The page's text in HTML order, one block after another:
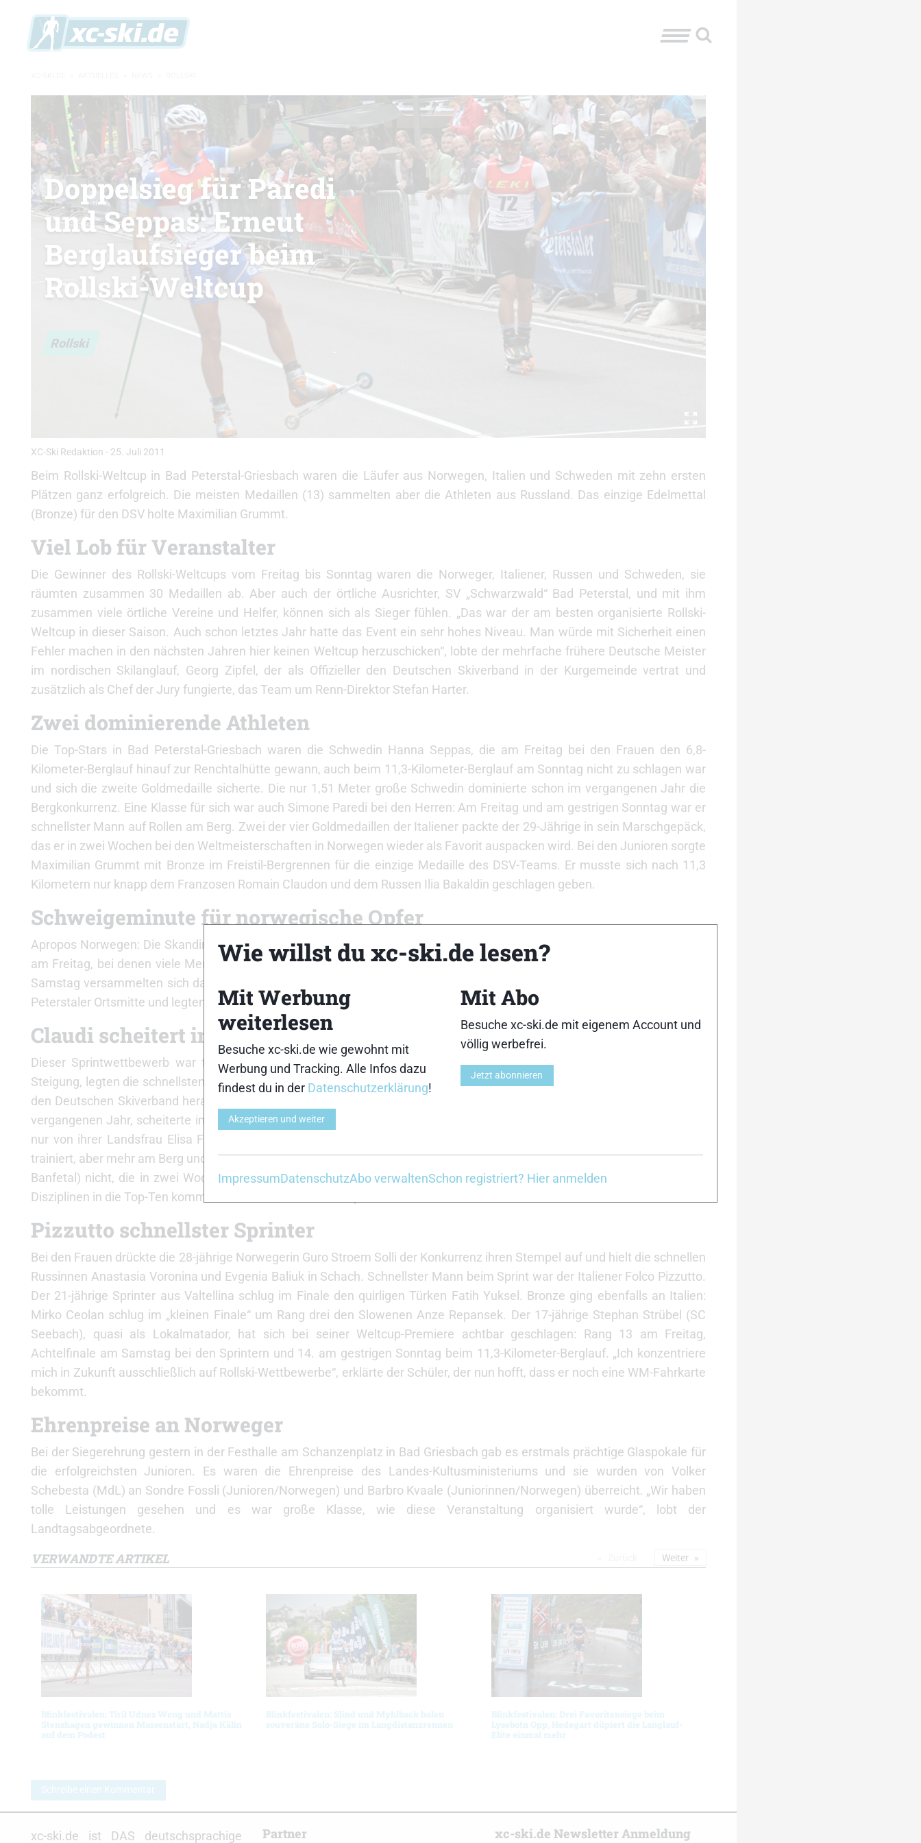
Rollski
Doppelsieg für Paredi
und Seppas: Erneut
Berglaufsieger beim
Rollski-Weltcup
XC-Ski Redaktion - 25. Juli 2011
Beim Rollski-Weltcup in Bad Peterstal-Griesbach waren die Läufer aus Norwegen, Italien und Schweden mit zehn ersten
Plätzen ganz erfolgreich. Die meisten Medaillen (13) sammelten aber die Athleten aus Russland. Das einzige Edelmettal
(Bronze) für den DSV holte Maximilian Grummt.
Viel Lob für Veranstalter
Die Gewinner des Rollski-Weltcups vom Freitag bis Sonntag waren die Norweger, Italiener, Russen und Schweden, sie
räumten zusammen 30 Medaillen ab. Aber auch der örtliche Ausrichter, SV „Schwarzwald“ Bad Peterstal, und mit ihm
zusammen viele örtliche Vereine und Helfer, können sich als Sieger fühlen. „Das war der am besten organisierte Rollski-
Weltcup in dieser Saison. Auch schon letztes Jahr hatte das Event ein sehr hohes Niveau. Man würde mit Sicherheit einen
Fehler machen in den nächsten Jahren hier keinen Weltcup herzuschicken“, lobte der mehrfache frühere Deutsche Meister
im nordischen Skilanglauf, Georg Zipfel, der als Offizieller den Deutschen Skiverband in der Kurgemeinde vertrat und
zusätzlich als Chef der Jury fungierte, das Team um Renn-Direktor Stefan Harter.
Zwei dominierende Athleten
Die Top-Stars in Bad Peterstal-Griesbach waren die Schwedin Hanna Seppas, die am Freitag bei den Frauen den 6,8-
Kilometer-Berglauf hinauf zur Renchtalhütte gewann, auch beim 11,3-Kilometer-Berglauf am Sonntag nicht zu schlagen war
und sich die zweite Goldmedaille sicherte. Die nur 1,51 Meter große Schwedin dominierte schon im vergangenen Jahr die
Bergkonkurrenz. Eine Klasse für sich war auch Simone Paredi bei den Herren: Am Freitag und am gestrigen Sonntag war er
schnellster Mann auf Rollen am Berg. Zwei der vier Goldmedaillen der Italiener packte der 29-Jährige in sein Marschgepäck,
das er in zwei Wochen bei den Weltmeisterschaften in Norwegen wieder als Favorit auspacken wird. Bei den Junioren sorgte
Maximilian Grummt mit Bronze im Freistil-Bergrennen für die einzige Medaille des DSV-Teams. Er musste sich nach 11,3
Kilometern nur knapp dem Franzosen Romain Claudon und dem Russen Ilia Bakaldin geschlagen geben.
Schweigeminute für norwegische Opfer
Apropos Norwegen: Die Skandinavier sicherten sich vier Goldmedaillen und sie traten nach den Anschlägen in ihrer Heimat
am Freitag, bei denen viele Menschen getötet wurden, mit Trauerflor an. Vor dem ersten Duell des Sprintwettbewerbs am
Samstag versammelten sich dann auch alle teilnehmenden Sportler und Funktionäre aus elf Nationen am Startplatz in der
Peterstaler Ortsmitte und legten gemeinsam eine Schweigeminute ein.
Claudi scheitert im Viertelfinale
Dieser Sprintwettbewerb war für die Zuschauer das absolute Highlight der Veranstaltung. Die 163 Meter, mit leichter
Steigung, legten die schnellsten Sprinter in 18 Sekunden zurück. Die Stimmung war großartig, auch wenn keine Medaille für
den Deutschen Skiverband heraussprang. Kira Claudi, die Junioren-Sprintsiegerin 2010 und Gesamt-Weltcupgewinnerin im
vergangenen Jahr, scheiterte im Juniorinnen-Viertelfinale an der schnellen Italienerin Anna Bolzahn, die Silber gewann und
nur von ihrer Landsfrau Elisa Fulcheri geschlagen wurde. „Es war zu erwarten, ich hatte in den letzten Wochen sehr gut
trainiert, aber mehr am Berg und dadurch den Sprint etwas vernachlässigt.“ Enttäuscht war die 16-jährige Gymnasiastin (LBC
Banfetal) nicht, die in zwei Wochen bei der WM ihren nächsten Auftritt hat. „Ich hoffe, dass ich in Norwegen in allen drei
Disziplinen in die Top-Ten komme“, drückt Kira Claudi die Euphoriebremse.
Pizzutto schnellster Sprinter
Bei den Frauen drückte die 28-jährige Norwegerin Guro Stroem Solli der Konkurrenz ihren Stempel auf und hielt die schnellen
Russinnen Anastasia Voronina und Evgenia Baliuk in Schach. Schnellster Mann beim Sprint war der Italiener Folco Pizzutto.
Der 21-jährige Sprinter aus Valtellina schlug im Finale den quirligen Türken Fatih Yuksel. Bronze ging ebenfalls an Italien:
Mirko Ceolan schlug im „kleinen Finale“ um Rang drei den Slowenen Anze Repansek. Der 17-jährige Stephan Strübel (SC
Seebach), quasi als Lokalmatador, hat sich bei seiner Weltcup-Premiere achtbar geschlagen: Rang 13 am Freitag,
Achtelfinale am Samstag bei den Sprintern und 14. am gestrigen Sonntag beim 11,3-Kilometer-Berglauf. „Ich konzentriere
mich in Zukunft ausschließlich auf Rollski-Wettbewerbe“, erklärte der Schüler, der nun hofft, dass er noch eine WM-Fahrkarte
bekommt.
Ehrenpreise an Norweger
Bei der Siegerehrung gestern in der Festhalle am Schanzenplatz in Bad Griesbach gab es erstmals prächtige Glaspokale für
die erfolgreichsten Junioren. Es waren die Ehrenpreise des Landes-Kultusministeriums und sie wurden von Volker
Schebesta (MdL) an Sondre Fossli (Junioren/Norwegen) und Barbro Kvaale (Juniorinnen/Norwegen) überreicht. „Wir haben
tolle Leistungen gesehen und es war große Klasse, wie diese Veranstaltung organisiert wurde“, lobt der
Landtagsabgeordnete.
VERWANDTE ARTIKEL
Blinkfestivalen: Tiril Udnes Weng und Mattis
Stenshagen gewinnen Massenstart, Nadja Kälin
auf dem Podest
Blinkfestivalen: Slind und Myhlback holen
souveräne Solo-Siege im Langdistanzrennen
Blinkfestivalen: Drei Favoritensiege beim
Lysebotn Opp, Hedegart düpiert die Langlauf-
Elite einmal mehr
Weiter
Schreibe einen Kommentar
xc-ski.de ist DAS deutschsprachige Partner xc-ski.de Newsletter Anmeldung
Wie willst du xc-ski.de lesen?
Mit Werbung
weiterlesen
Besuche xc-ski.de wie gewohnt mit
Werbung und Tracking. Alle Infos dazu
findest du in der Datenschutzerklärung!
Akzeptieren und weiter
Mit Abo
Besuche xc-ski.de mit eigenem Account und
völlig werbefrei.
Jetzt abonnieren
ImpressumDatenschutzAbo verwaltenSchon registriert? Hier anmelden